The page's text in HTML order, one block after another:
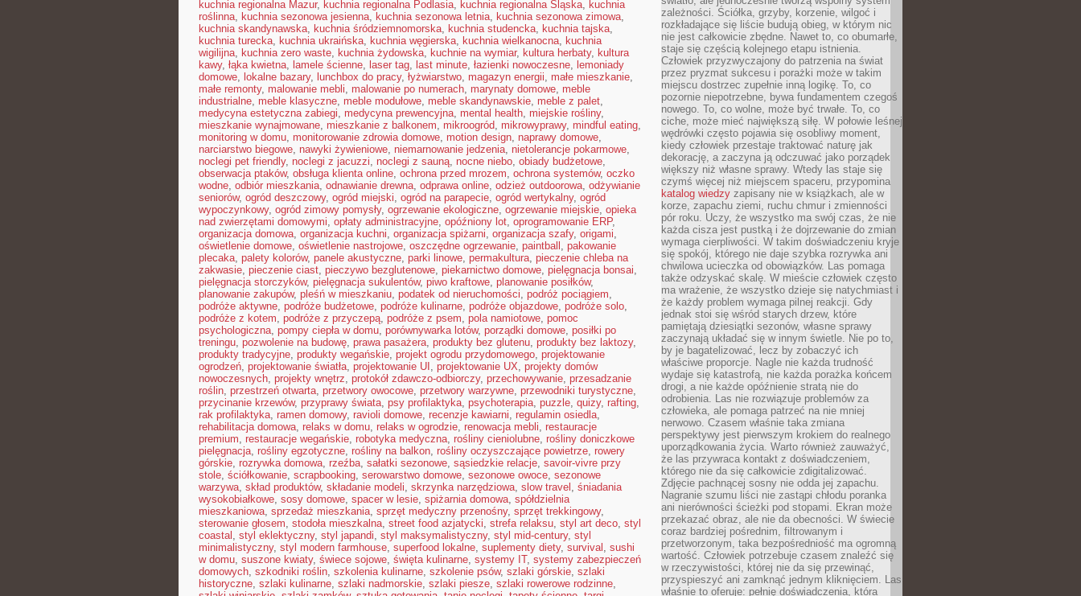
kuchnia regionalna Mazur, kuchnia regionalna Podlasia, kuchnia regionalna Śląska, kuchnia
roślinna, kuchnia sezonowa jesienna, kuchnia sezonowa letnia, kuchnia sezonowa zimowa,
kuchnia skandynawska, kuchnia śródziemnomorska, kuchnia studencka, kuchnia tajska,
kuchnia turecka, kuchnia ukraińska, kuchnia węgierska, kuchnia wielkanocna, kuchnia
wigilijna, kuchnia zero waste, kuchnia żydowska, kuchnie na wymiar, kultura herbaty, kultura
kawy, łąka kwietna, lamele ścienne, laser tag, last minute, łazienki nowoczesne, lemoniady
domowe, lokalne bazary, lunchbox do pracy, łyżwiarstwo, magazyn energii, małe mieszkanie,
małe remonty, malowanie mebli, malowanie po numerach, marynaty domowe, meble
industrialne, meble klasyczne, meble modułowe, meble skandynawskie, meble z palet,
medycyna estetyczna zabiegi, medycyna prewencyjna, mental health, miejskie rośliny,
mieszkanie wynajmowane, mieszkanie z balkonem, mikroogród, mikrowyprawy, mindful eating,
monitoring w domu, monitorowanie zdrowia domowe, motion design, naprawy domowe,
narciarstwo biegowe, nawyki żywieniowe, niemarnowanie jedzenia, nietolerancje pokarmowe,
noclegi pet friendly, noclegi z jacuzzi, noclegi z sauną, nocne niebo, obiady budżetowe,
obserwacja ptaków, obsługa klienta online, ochrona przed mrozem, ochrona systemów, oczko
wodne, odbiór mieszkania, odnawianie drewna, odprawa online, odzież outdoorowa, odżywianie
seniorów, ogród deszczowy, ogród miejski, ogród na parapecie, ogród wertykalny, ogród
wypoczynkowy, ogród zimowy pomysły, ogrzewanie ekologiczne, ogrzewanie miejskie, opieka
nad zwierzętami domowymi, opłaty administracyjne, opóźniony lot, oprogramowanie ERP,
organizacja domowa, organizacja kuchni, organizacja spiżarni, organizacja szafy, origami,
oświetlenie domowe, oświetlenie nastrojowe, oszczędne ogrzewanie, paintball , pakowanie
plecaka, palety kolorów, panele akustyczne, parki linowe, permakultura, pieczenie chleba na
zakwasie, pieczenie ciast, pieczywo bezglutenowe, piekarnictwo domowe, pielęgnacja bonsai,
pielęgnacja storczyków, pielęgnacja sukulentów, piwo kraftowe, planowanie posiłków,
planowanie zakupów, pleśń w mieszkaniu, podatek od nieruchomości, podróż pociągiem,
podróże aktywne, podróże budżetowe, podróże kulinarne, podróże objazdowe, podróże solo,
podróże z kotem, podróże z przyczepą, podróże z psem, pola namiotowe, pomoc
psychologiczna, pompy ciepła w domu, porównywarka lotów, porządki domowe, posiłki po
treningu, pozwolenie na budowę, prawa pasażera, produkty bez glutenu, produkty bez laktozy,
produkty tradycyjne, produkty wegańskie, projekt ogrodu przydomowego, projektowanie
ogrodzeń, projektowanie światła, projektowanie UI , projektowanie UX, projekty domów
nowoczesnych, projekty wnętrz, protokół zdawczo-odbiorczy, przechowywanie, przesadzanie
roślin, przestrzeń otwarta, przetwory owocowe, przetwory warzywne, przewodniki turystyczne,
przycinanie krzewów, przyprawy świata, psy profilaktyka, psychoterapia, puzzle, quizy, rafting,
rak profilaktyka, ramen domowy, ravioli domowe, recenzje kawiarni, regulamin osiedla,
rehabilitacja domowa, relaks w domu, relaks w ogrodzie, renowacja mebli, restauracje
premium, restauracje wegańskie, robotyka medyczna, rośliny cieniolubne, rośliny doniczkowe
pielęgnacja, rośliny egzotyczne, rośliny na balkon, rośliny oczyszczające powietrze, rowery
górskie, rozrywka domowa, rzeźba, sałatki sezonowe, sąsiedzkie relacje, savoir-vivre przy
stole, ściółkowanie, scrapbooking, serowarstwo domowe, sezonowe owoce, sezonowe
warzywa, skład produktów, składanie modeli, skrzynka narzędziowa, slow travel , śniadania
wysokobiałkowe, sosy domowe, spacer w lesie, spiżarnia domowa, spółdzielnia
mieszkaniowa, sprzedaż mieszkania, sprzęt medyczny przenośny, sprzęt trekkingowy,
sterowanie głosem, stodoła mieszkalna, street food azjatycki, strefa relaksu, styl art deco, styl
coastal , styl eklektyczny, styl japandi, styl maksymalistyczny, styl mid-century, styl
minimalistyczny, styl modern farmhouse, superfood lokalne, suplementy diety, survival , sushi
w domu, suszone kwiaty, świece sojowe, święta kulinarne, systemy IT, systemy zabezpieczeń
domowych, szkodniki roślin, szkolenia kulinarne, szkolenie psów, szlaki górskie, szlaki
historyczne, szlaki kulinarne, szlaki nadmorskie, szlaki piesze, szlaki rowerowe rodzinne,
zależności. Ściółka, grzyby, korzenie, wilgoć i
rozkładające się liście budują obieg, w którym nic
nie jest całkowicie zbędne. Nawet to, co obumarłe,
staje się częścią kolejnego etapu istnienia.
Człowiek przyzwyczajony do patrzenia na świat
przez pryzmat sukcesu i porażki może w takim
miejscu dostrzec zupełnie inną logikę. To, co
pozornie niepotrzebne, bywa fundamentem czegoś
nowego. To, co wolne, może być trwałe. To, co
ciche, może mieć największą siłę. W połowie leśnej
wędrówki często pojawia się osobliwy moment,
kiedy człowiek przestaje traktować naturę jak
dekorację, a zaczyna ją odczuwać jako porządek
większy niż własne sprawy. Wtedy las staje się
czymś więcej niż miejscem spaceru, przypomina
katalog wiedzy zapisany nie w książkach, ale w
korze, zapachu ziemi, ruchu chmur i zmienności
pór roku. Uczy, że wszystko ma swój czas, że nie
każda cisza jest pustką i że dojrzewanie do zmian
wymaga cierpliwości. W takim doświadczeniu kryje
się spokój, którego nie daje szybka rozrywka ani
chwilowa ucieczka od obowiązków. Las pomaga
także odzyskać skalę. W mieście człowiek często
ma wrażenie, że wszystko dzieje się natychmiast i
że każdy problem wymaga pilnej reakcji. Gdy
jednak stoi się wśród starych drzew, które
pamiętają dziesiątki sezonów, własne sprawy
zaczynają układać się w innym świetle. Nie po to,
by je bagatelizować, lecz by zobaczyć ich
właściwe proporcje. Nagle nie każda trudność
wydaje się katastrofą, nie każda porażka końcem
drogi, a nie każde opóźnienie stratą nie do
odrobienia. Las nie rozwiązuje problemów za
człowieka, ale pomaga patrzeć na nie mniej
nerwowo. Czasem właśnie taka zmiana
perspektywy jest pierwszym krokiem do realnego
uporządkowania życia. Warto również zauważyć,
że las przywraca kontakt z doświadczeniem,
którego nie da się całkowicie zdigitalizować.
Zdjęcie pachnącej sosny nie odda jej zapachu.
Nagranie szumu liści nie zastąpi chłodu poranka
ani nierówności ścieżki pod stopami. Ekran może
przekazać obraz, ale nie da obecności. W świecie
coraz bardziej pośrednim, filtrowanym i
przetworzonym, taka bezpośredniość ma ogromną
wartość. Człowiek potrzebuje czasem znaleźć się
w rzeczywistości, której nie da się przewinąć,
przyspieszyć ani zamknąć jednym kliknięciem. Las
właśnie to oferuje: pełnię doświadczenia, która